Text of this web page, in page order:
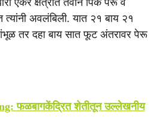
एकर क्षेत्रात तैवान पिंक पेरू व
त्यांनी अवलंबिली. यात २१ बाय २१
तर दहा बाय सात फूट अंतरावर पेरू
फळबागकेंद्रित शेतीतून उल्लेखनीय